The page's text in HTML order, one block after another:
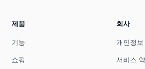
제품
기능
쇼핑
회사
개인정
서비스